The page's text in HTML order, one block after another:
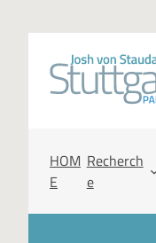
HOM
E
Recherch
e